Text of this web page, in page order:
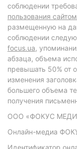
соблюдении
пользования
размещенную на
соблюдении
focus.ua,
абзаца, объема
превышать 50% от
изменения
большего объема
получения
ООО «ФОКУС
Онлайн-медиа
Идентификатор